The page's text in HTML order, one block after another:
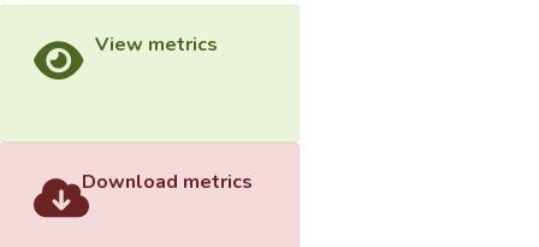
View metrics
Download metrics